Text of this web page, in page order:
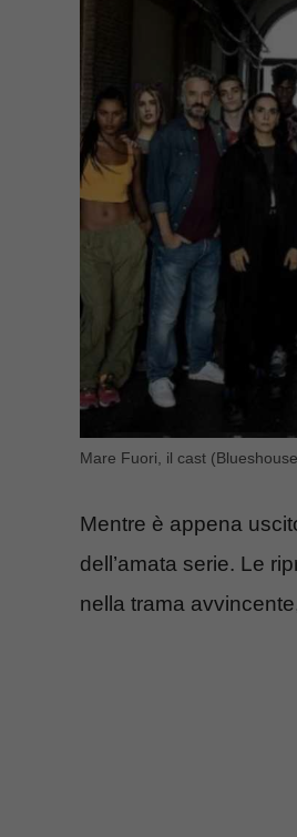
Mare Fuori, il cast
Mentre è appena
dell’amata serie. Le
nella trama